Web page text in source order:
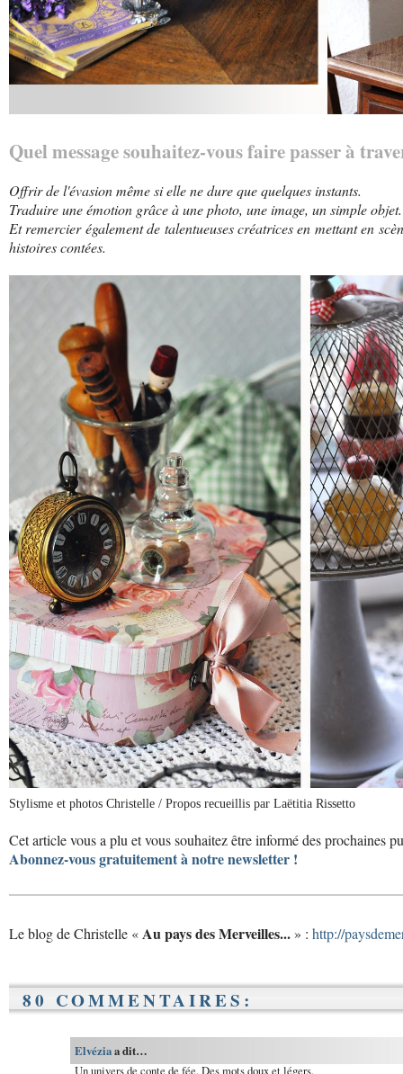
Quel message souhaitez-vous faire passer à
Offrir de l'évasion même si elle ne dure que quelques instants.
Traduire une émotion grâce à une photo, une image, un simple objet.
Et remercier également de talentueuses créatrices en mettant en
histoires contées.
Stylisme et photos Christelle / Propos recueillis par Laëtitia Rissetto
Cet article vous a plu et vous souhaitez être informé des prochaines
Abonnez-vous gratuitement à notre newsletter !
Le blog de Christelle «Au pays des Merveilles... » : http://
80 COMMENTAIRES:
Elvéziaa dit…
Un univers de conte de fée. Des mots doux et légers.